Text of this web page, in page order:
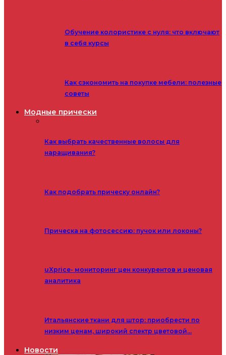
Обучение колористике с нуля: что включают
в себя курсы
Как сэкономить на покупке мебели: полезные
советы
Модные прически
Как выбрать качественные волосы для
наращивания?
Как подобрать прическу онлайн?
Прическа на фотосессию: пучок или локоны?
uXprice- мониторинг цен конкурентов и ценовая
аналитика
Итальянские ткани для штор: приобрести по
низким ценам, широкий спектр цветовой…
Новости